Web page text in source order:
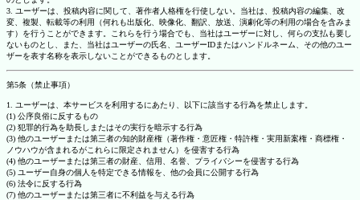
3. ユーザーは、投稿内容に関して、著作者人格権を行使しない。当社は、投稿内容の編集、改
変、複製、転載等の利用（何れも出版化、映像化、翻訳、放送、演劇化等の利用の場合を含みま
す）を行うことができます。これらを行う場合でも、当社はユーザーに対し、何らの支払も要し
ないものとし、また、当社はユーザーの氏名、ユーザーIDまたはハンドルネーム、その他のユー
ザーを表す名称を表示しないことができるものとします。
第5条（禁止事項）
1. ユーザーは、本サービスを利用するにあたり、以下に該当する行為を禁止します。
(1) 公序良俗に反するもの
(2) 犯罪的行為を助長しまたはその実行を暗示する行為
(3) 他のユーザーまたは第三者の知的財産権（著作権・意匠権・特許権・実用新案権・商標権・
ノウハウが含まれるがこれらに限定されません）を侵害する行為
(4) 他のユーザーまたは第三者の財産、信用、名誉、プライバシーを侵害する行為
(5) ユーザー自身の個人を特定できる情報を、他の会員に公開する行為
(6) 法令に反する行為
(7) 他のユーザーまたは第三者に不利益を与える行為